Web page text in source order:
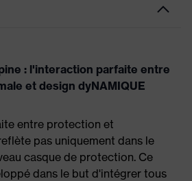
: l'interaction parfaite entre
et design dyNAMIQUE
entre protection et
pas uniquement dans le
casque de protection. Ce
dans le but d'intégrer tous